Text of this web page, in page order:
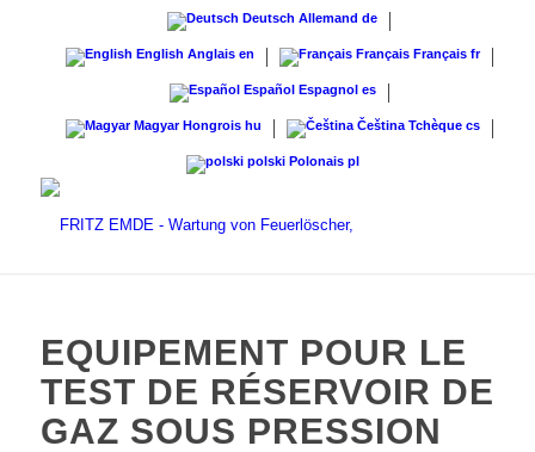
Deutsch Allemand de
English Anglais en Français Français fr
Español Espagnol es
Magyar Hongrois hu Čeština Tchèque cs
polski Polonais pl
EQUIPEMENT POUR LE
TEST DE RÉSERVOIR DE
GAZ SOUS PRESSION